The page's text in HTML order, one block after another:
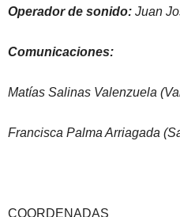
Operador de sonido: Juan
Comunicaciones:
Matías Salinas Valenzuela
Francisca Palma Arriagada
COORDENADAS